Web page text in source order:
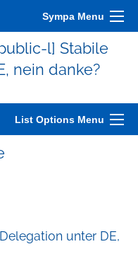
Sympa Menu
l] Stabile
nein danke?
List Options Menu
unter DE,